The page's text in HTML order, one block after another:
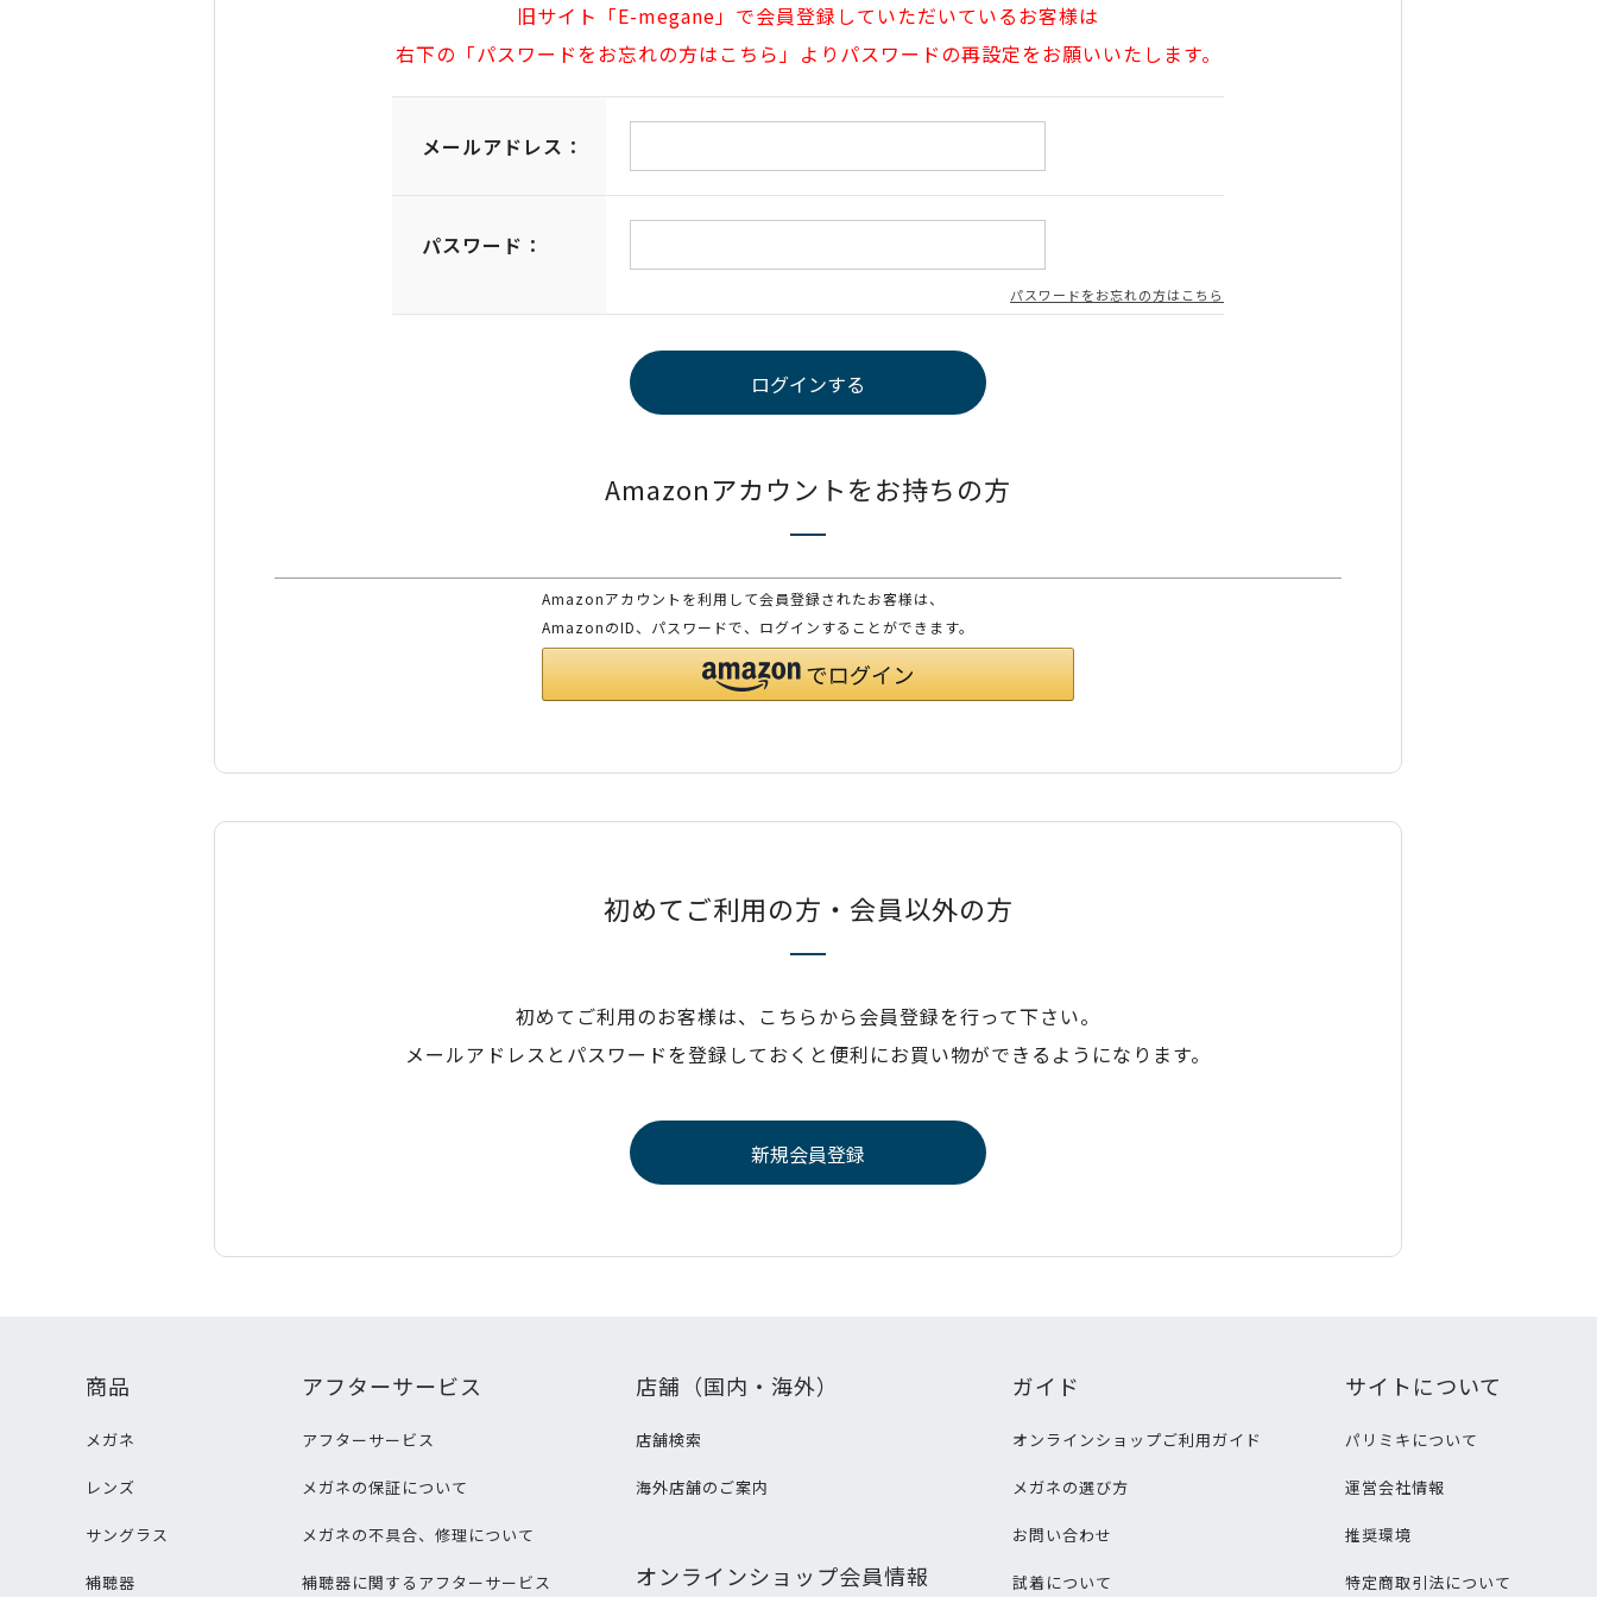
旧サイト「E-megane」で会員登録していただいているお客様は
右下の「パスワードをお忘れの方はこちら」よりパスワードの再設定をお願いいたします。
メールアドレス：
パスワード：
パスワードをお忘れの方はこちら
Amazonアカウントをお持ちの方
Amazonアカウントを利用して会員登録されたお客様は、
AmazonのID、パスワードで、ログインすることができます。
初めてご利用の方・会員以外の方
初めてご利用のお客様は、こちらから会員登録を行って下さい。
メールアドレスとパスワードを登録しておくと便利にお買い物ができるようになります。
商品
メガネ
レンズ
サングラス
補聴器
アフターサービス
アフターサービス
メガネの保証について
メガネの不具合、修理について
補聴器に関するアフターサービス
店舗（国内・海外）
店舗検索
海外店舗のご案内
オンラインショップ会員情報
ガイド
オンラインショップご利用ガイド
メガネの選び方
お問い合わせ
試着について
サイトについて
パリミキについて
運営会社情報
推奨環境
特定商取引法について